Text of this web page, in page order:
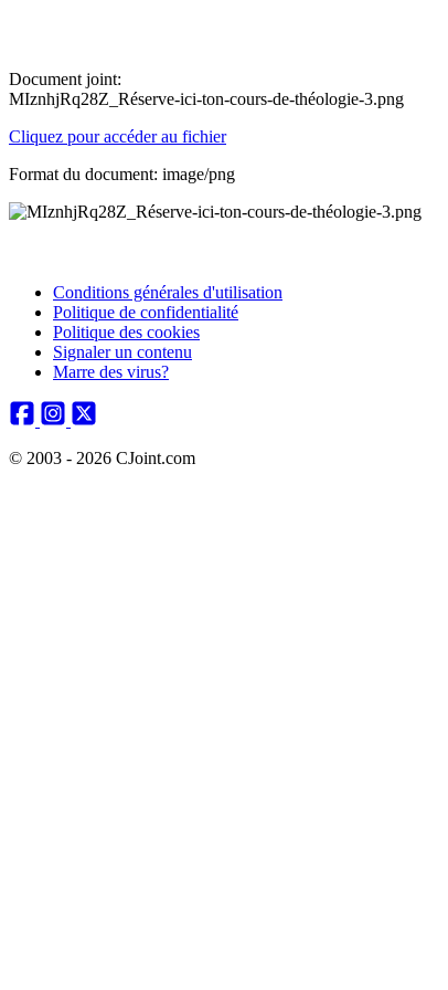
Document joint:
MIznhjRq28Z_Réserve-ici-ton-cours-de-théologie-3.png
Cliquez pour accéder au fichier
Format du document: image/png
Conditions générales d'utilisation
Politique de confidentialité
Politique des cookies
Signaler un contenu
Marre des virus?
© 2003 - 2026 CJoint.com